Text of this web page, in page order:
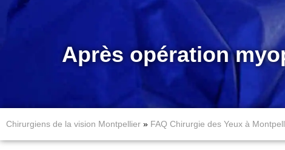
Après opération
Chirurgiens de la vision Montpellier » FAQ Chirurgie des Yeux à